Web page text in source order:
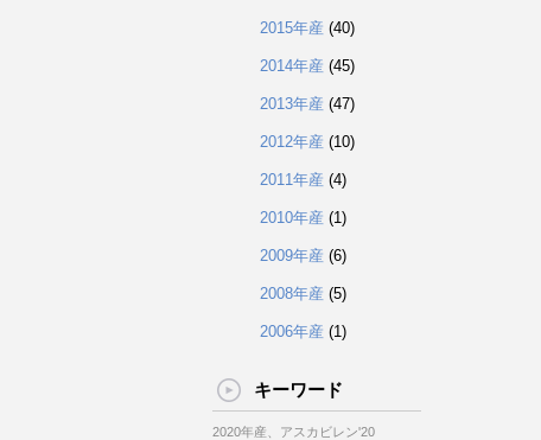
2015年産 (40)
2014年産 (45)
2013年産 (47)
2012年産 (10)
2011年産 (4)
2010年産 (1)
2009年産 (6)
2008年産 (5)
2006年産 (1)
キーワード
2020年産、アスカビレン'20